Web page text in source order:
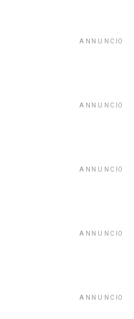
ANNUNCIO
ANNUNCIO
ANNUNCIO
ANNUNCIO
ANNUNCIO